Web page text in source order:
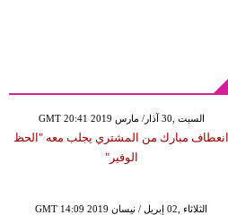
GMT 20:41 2019 السبت ,30 آذار/ مارس
انعطاف مبارك من المشتري يجلب معه "الحظ
الوفير"
GMT 14:09 2019 الثلاثاء ,02 إبريل / نيسان